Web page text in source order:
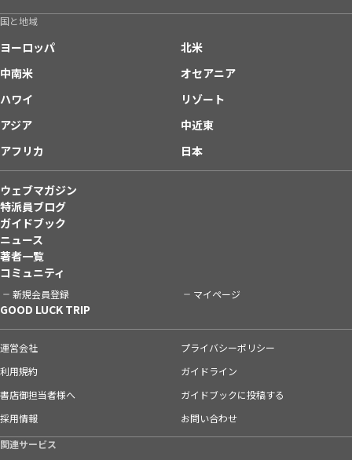
国と地域
ヨーロッパ
北米
中南米
オセアニア
ハワイ
リゾート
アジア
中近東
アフリカ
日本
ウェブマガジン
特派員ブログ
ガイドブック
ニュース
著者一覧
コミュニティ
新規会員登録 マイページ
GOOD LUCK TRIP
運営会社
プライバシーポリシー
利用規約
ガイドライン
書店御担当者様へ
ガイドブックに投稿する
採用情報
お問い合わせ
関連サービス